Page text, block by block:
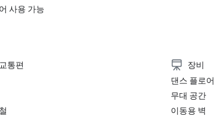
사용 가능
교통편
장비
댄스 플로어
무대 공간
이동용 벽